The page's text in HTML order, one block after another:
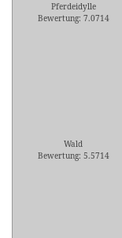
Pferdeidylle
Bewertung: 7.0714
Wald
Bewertung: 5.5714